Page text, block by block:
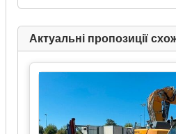
Актуальні пропозиції